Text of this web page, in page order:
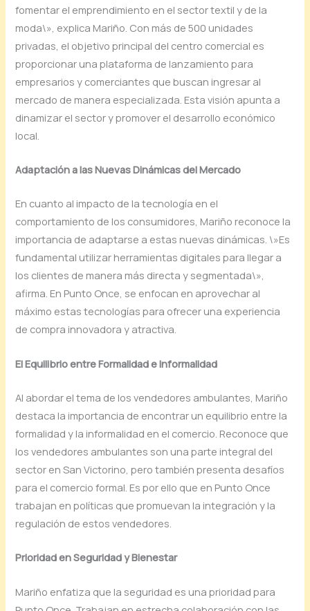
fomentar el emprendimiento en el sector textil y de la
moda\», explica Mariño. Con más de 500 unidades
privadas, el objetivo principal del centro comercial es
proporcionar una plataforma de lanzamiento para
empresarios y comerciantes que buscan ingresar al
mercado de manera especializada. Esta visión apunta a
dinamizar el sector y promover el desarrollo económico
local.
Adaptación a las Nuevas Dinámicas del Mercado
En cuanto al impacto de la tecnología en el
comportamiento de los consumidores, Mariño reconoce la
importancia de adaptarse a estas nuevas dinámicas. \»Es
fundamental utilizar herramientas digitales para llegar a
los clientes de manera más directa y segmentada\»,
afirma. En Punto Once, se enfocan en aprovechar al
máximo estas tecnologías para ofrecer una experiencia
de compra innovadora y atractiva.
El Equilibrio entre Formalidad e Informalidad
Al abordar el tema de los vendedores ambulantes, Mariño
destaca la importancia de encontrar un equilibrio entre la
formalidad y la informalidad en el comercio. Reconoce que
los vendedores ambulantes son una parte integral del
sector en San Victorino, pero también presenta desafíos
para el comercio formal. Es por ello que en Punto Once
trabajan en políticas que promuevan la integración y la
regulación de estos vendedores.
Prioridad en Seguridad y Bienestar
Mariño enfatiza que la seguridad es una prioridad para